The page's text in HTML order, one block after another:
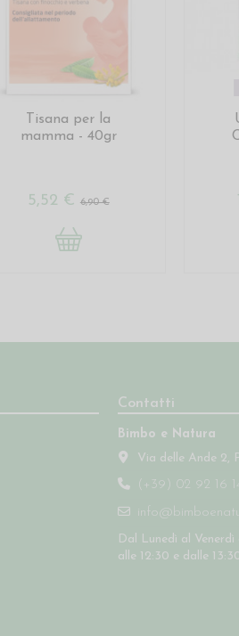
Tisana per la
mamma - 40gr
5,52 € 6,90 €
Contatti
Bimbo e Natura
Via delle Ande 2,
(+39) 02 92 16
Dal Lunedì al Venerdì
alle 12:30 e dalle